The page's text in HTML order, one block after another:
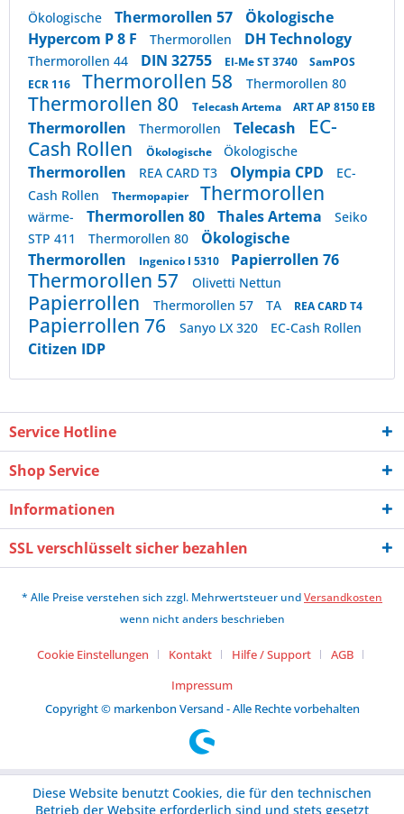
Ökologische Thermorollen 57
Ökologische
Hypercom P 8 F
Thermorollen DH Technology
Thermorollen 44 DIN 32755 El-Me ST 3740
SamPOS
ECR 116
Thermorollen 58 Thermorollen 80
Thermorollen 80 Telecash Artema ART AP 8150 EB
Thermorollen Thermorollen Telecash
EC-
Cash Rollen
Ökologische Ökologische
Thermorollen REA CARD T3 Olympia CPD
EC-
Cash Rollen
Thermopapier Thermorollen
wärme- Thermorollen 80 Thales Artema
Seiko
STP 411
Thermorollen 80
Ökologische
Thermorollen
Ingenico I 5310 Papierrollen 76
Thermorollen 57 Olivetti Nettun
Papierrollen Thermorollen 57 TA REA CARD T4
Papierrollen 76 Sanyo LX 320 EC-Cash Rollen
Citizen IDP
Service Hotline
Shop Service
Informationen
SSL verschlüsselt sicher bezahlen
* Alle Preise verstehen sich zzgl. Mehrwertsteuer undVersandkosten
wenn nicht anders beschrieben
Cookie Einstellungen Kontakt Hilfe / Support
AGB
Impressum
Copyright © markenbon Versand - Alle Rechte vorbehalten
Diese Website benutzt Cookies, die für den technischen
Betrieb der Website erforderlich sind und stets gesetzt